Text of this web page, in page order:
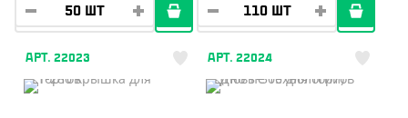
АРТ. 22023 АРТ. 22024